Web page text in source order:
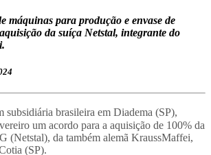
máquinas para produção e envase de
da suíça Netstal, integrante do
subsidiária brasileira em Diadema (SP),
um acordo para a aquisição de 100% da
(Netstal), da também alemã KraussMaffei,
(SP).